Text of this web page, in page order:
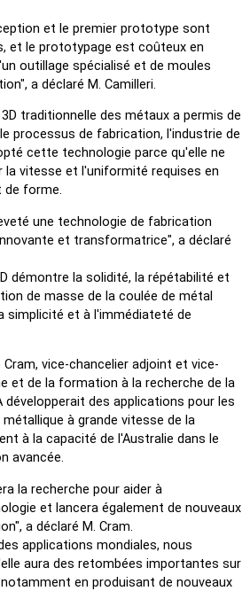
et le premier prototype sont
et le prototypage est coûteux en
outillage spécialisé et de moules
a déclaré M. Camilleri.
traditionnelle des métaux a permis de
processus de fabrication, l'industrie de
cette technologie parce qu'elle ne
vitesse et l'uniformité requises en
de forme.
une technologie de fabrication
et transformatrice", a déclaré
démontre la solidité, la répétabilité et
de masse de la coulée de métal
simplicité et à l'immédiateté de
vice-chancelier adjoint et vice-
et de la formation à la recherche de la
développerait des applications pour les
à grande vitesse de la
à la capacité de l'Australie dans le
avancée.
la recherche pour aider à
et lancera également de nouveaux
a déclaré M. Cram.
applications mondiales, nous
aura des retombées importantes sur
en produisant de nouveaux